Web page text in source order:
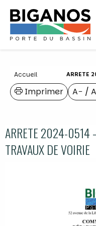
Accueil ARRETE 2024-0514
A− /
Imprimer
ARRETE 2024-0514
TRAVAUX DE VOIRIE